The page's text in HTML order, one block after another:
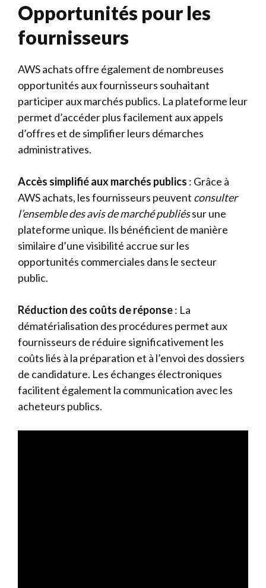
Opportunités pour les
fournisseurs
AWS achats offre également de nombreuses
opportunités aux fournisseurs souhaitant
participer aux marchés publics. La plateforme leur
permet d’accéder plus facilement aux appels
d’offres et de simplifier leurs démarches
administratives.
Accès simplifié aux marchés publics : Grâce à
AWS achats, les fournisseurs peuvent consulter
l’ensemble des avis de marché publiéssur une
plateforme unique. Ils bénéficient de manière
similaire d’une visibilité accrue sur les
opportunités commerciales dans le secteur
public.
Réduction des coûts de réponse: La
dématérialisation des procédures permet aux
fournisseurs de réduire significativement les
coûts liés à la préparation et à l’envoi des dossiers
de candidature. Les échanges électroniques
facilitent également la communication avec les
acheteurs publics.